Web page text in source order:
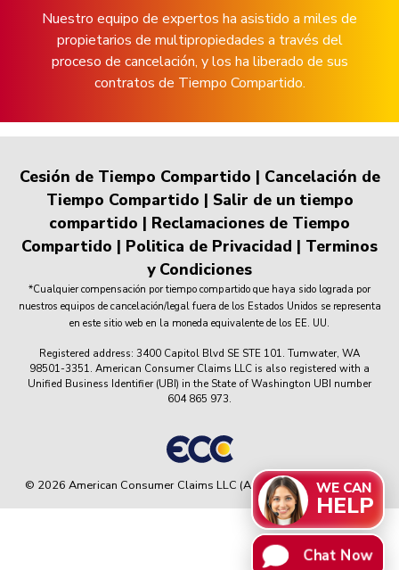
Nuestro equipo de expertos ha asistido a miles de
propietarios de multipropiedades a través del
proceso de cancelación, y los ha liberado de sus
contratos de Tiempo Compartido.
Cesión de Tiempo Compartido | Cancelación de
Tiempo Compartido | Salir de un tiempo
compartido | Reclamaciones de Tiempo
Compartido | Politica de Privacidad | Terminos
y Condiciones
*Cualquier compensación por tiempo compartido que haya sido lograda por
nuestros equipos de cancelación/legal fuera de los Estados Unidos se representa
en este sitio web en la moneda equivalente de los EE. UU.
Registered address: 3400 Capitol Blvd SE STE 101. Tumwater, WA
98501-3351. American Consumer Claims LLC is also registered with a
Unified Business Identifier (UBI) in the State of Washington UBI number
604 865 973.
© 2026 American Consumer Claims LLC (ACC) All rights reserved.
WE CAN
HELP
Chat Now